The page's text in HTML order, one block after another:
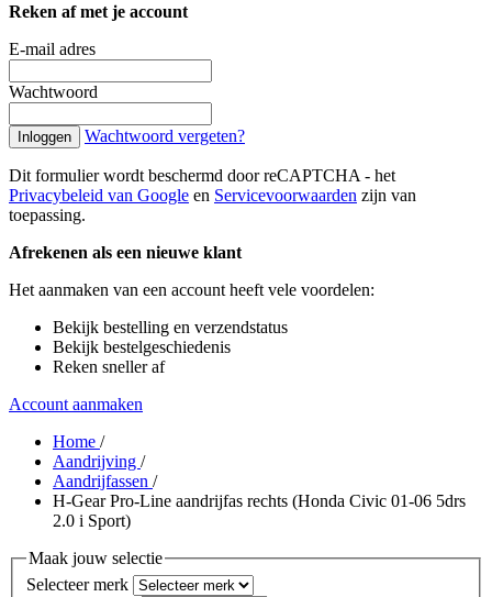
Reken af met je account
E-mail adres
Wachtwoord
Inloggen Wachtwoord vergeten?
Dit formulier wordt beschermd door reCAPTCHA - het
Privacybeleid van Google en Servicevoorwaarden zijn van
toepassing.
Afrekenen als een nieuwe klant
Het aanmaken van een account heeft vele voordelen:
Bekijk bestelling en verzendstatus
Bekijk bestelgeschiedenis
Reken sneller af
Account aanmaken
Home /
Aandrijving /
Aandrijfassen /
H-Gear Pro-Line aandrijfas rechts (Honda Civic 01-06 5drs
2.0 i Sport)
Maak jouw selectie
Selecteer merk